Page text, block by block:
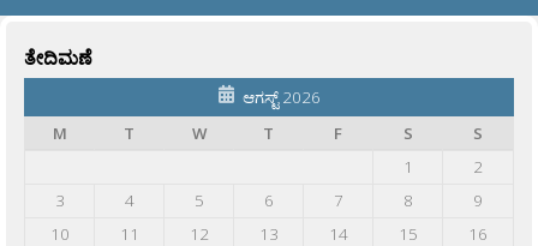
ತೇದಿಮಣೆ
ಆಗಸ್ಟ್ 2026
M
T W T F S
S
1
2
3
4 5 6 7 8
9
10
11 12 13 14 15
16